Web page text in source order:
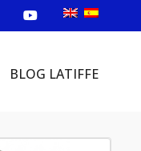
BLOG LATIFFE